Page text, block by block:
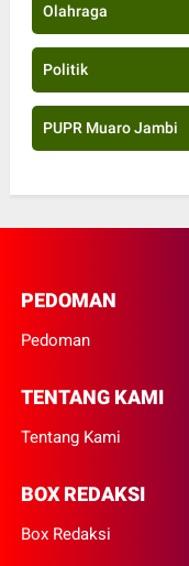
Olahraga
Politik
PUPR Muaro Jambi
PEDOMAN
Pedoman
TENTANG KAMI
Tentang Kami
BOX REDAKSI
Box Redaksi